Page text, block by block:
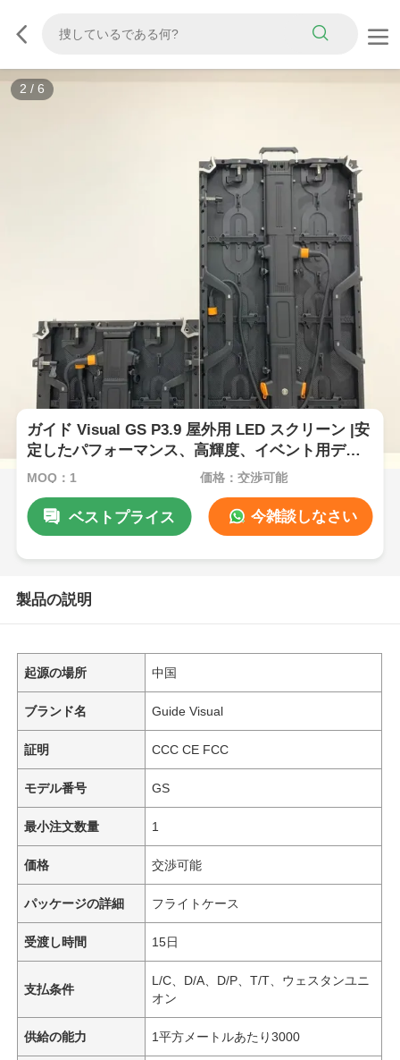
2 / 6
ガイド Visual GS P3.9 屋外用 LED スクリーン |安
定したパフォーマンス、高輝度、イベント用ディ
スプレイ
MOQ：1 価格：交渉可能
ベストプライス 今雑談しなさい
製品の説明
起源の場所 中国
ブランド名 Guide Visual
証明 CCC CE FCC
モデル番号 GS
最小注文数量 1
価格 交渉可能
パッケージの詳細 フライトケース
受渡し時間 15日
支払条件
L/C、D/A、D/P、T/T、ウェスタンユニ
オン
供給の能力 1平方メートルあたり3000